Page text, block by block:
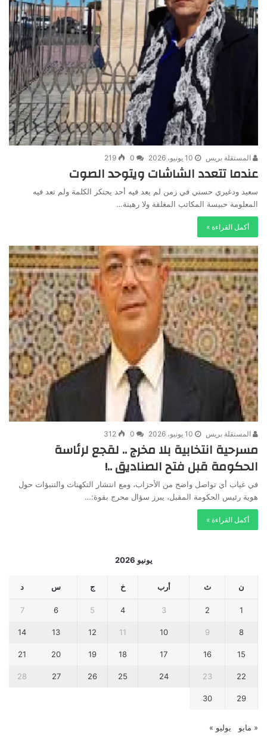
المستقلة بريس 10 يونيو، 2026 0
219
عندما تتعدد الشاشات ويتوحد الصوت
سعيد ودغيري حسني في زمن لم يعد فيه أحد يحتكر الكلمة ولم تعد فيه
المعلومة حبيسة المكاتب المغلقة ولا رهينة…
أكمل القراءة »
المستقلة بريس 10 يونيو، 2026 0
312
مسرحية انتخابية بلا مخرج .. لقجع لرئاسة
الحكومة قبل فتح الصناديق ..!
في غياب أي تواصل واضح من الأحزاب، ومع انتشار التكهنات والتنبؤات حول
هوية رئيس الحكومة المقبل، يبرز سؤال محرج بقوة:…
أكمل القراءة »
يونيو 2026
ن ث أرب خ ج س د
1
2
3
4
5
6
7
8
9
10
11
12
13
14
15
16
17
18
19
20
21
22
23
24
25
26
27
28
29
30
« مايو يوليو »